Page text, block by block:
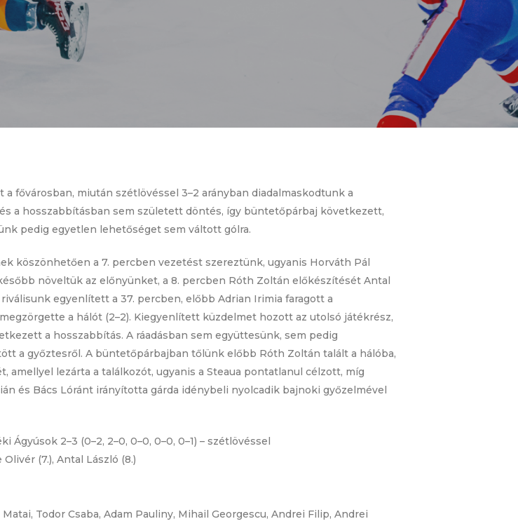
fővárosban, miután szétlövéssel 3–2 arányban diadalmaskodtunk a
a hosszabbításban sem született döntés, így büntetőpárbaj következett,
pedig egyetlen lehetőséget sem váltott gólra.
köszönhetően a 7. percben vezetést szereztünk, ugyanis Horváth Pál
növeltük az előnyünket, a 8. percben Róth Zoltán előkészítését Antal
egyenlített a 37. percben, előbb Adrian Irimia faragott a
a hálót (2–2). Kiegyenlített küzdelmet hozott az utolsó játékrész,
a hosszabbítás. A ráadásban sem együttesünk, sem pedig
a győztesről. A büntetőpárbajban tőlünk előbb Róth Zoltán talált a hálóba,
lezárta a találkozót, ugyanis a Steaua pontatlanul célzott, míg
és Bács Lóránt irányította gárda idénybeli nyolcadik bajnoki győzelmével
Ágyúsok 2–3 (0–2, 2–0, 0–0, 0–0, 0–1) – szétlövéssel
(7.), Antal László (8.)
Todor Csaba, Adam Pauliny, Mihail Georgescu, Andrei Filip, Andrei